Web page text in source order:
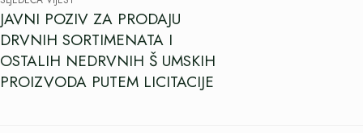
JAVNI POZIV ZA PRODAJU
DRVNIH SORTIMENATA I
OSTALIH NEDRVNIH Š UMSKIH
PROIZVODA PUTEM LICITACIJE